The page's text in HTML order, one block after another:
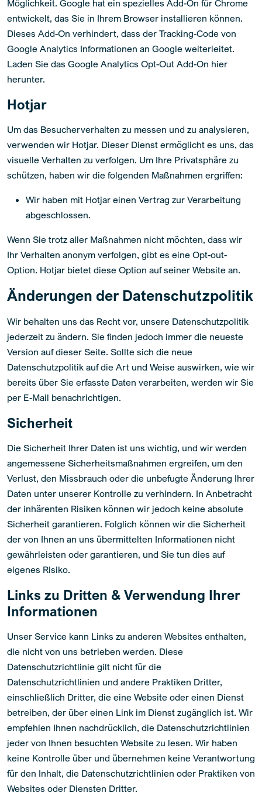
Möglichkeit. Google hat ein spezielles Add-On für Chrome
entwickelt, das Sie in Ihrem Browser installieren können.
Dieses Add-On verhindert, dass der Tracking-Code von
Google Analytics Informationen an Google weiterleitet.
Laden Sie das Google Analytics Opt-Out Add-On hier
herunter.
Hotjar
Um das Besucherverhalten zu messen und zu analysieren,
verwenden wir Hotjar. Dieser Dienst ermöglicht es uns, das
visuelle Verhalten zu verfolgen. Um Ihre Privatsphäre zu
schützen, haben wir die folgenden Maßnahmen ergriffen:
Wir haben mit Hotjar einen Vertrag zur Verarbeitung
abgeschlossen.
Wenn Sie trotz aller Maßnahmen nicht möchten, dass wir
Ihr Verhalten anonym verfolgen, gibt es eine Opt-out-
Option. Hotjar bietet diese Option auf seiner Website an.
Änderungen der Datenschutzpolitik
Wir behalten uns das Recht vor, unsere Datenschutzpolitik
jederzeit zu ändern. Sie finden jedoch immer die neueste
Version auf dieser Seite. Sollte sich die neue
Datenschutzpolitik auf die Art und Weise auswirken, wie wir
bereits über Sie erfasste Daten verarbeiten, werden wir Sie
per E-Mail benachrichtigen.
Sicherheit
Die Sicherheit Ihrer Daten ist uns wichtig, und wir werden
angemessene Sicherheitsmaßnahmen ergreifen, um den
Verlust, den Missbrauch oder die unbefugte Änderung Ihrer
Daten unter unserer Kontrolle zu verhindern. In Anbetracht
der inhärenten Risiken können wir jedoch keine absolute
Sicherheit garantieren. Folglich können wir die Sicherheit
der von Ihnen an uns übermittelten Informationen nicht
gewährleisten oder garantieren, und Sie tun dies auf
eigenes Risiko.
Links zu Dritten & Verwendung Ihrer
Informationen
Unser Service kann Links zu anderen Websites enthalten,
die nicht von uns betrieben werden. Diese
Datenschutzrichtlinie gilt nicht für die
Datenschutzrichtlinien und andere Praktiken Dritter,
einschließlich Dritter, die eine Website oder einen Dienst
betreiben, der über einen Link im Dienst zugänglich ist. Wir
empfehlen Ihnen nachdrücklich, die Datenschutzrichtlinien
jeder von Ihnen besuchten Website zu lesen. Wir haben
keine Kontrolle über und übernehmen keine Verantwortung
für den Inhalt, die Datenschutzrichtlinien oder Praktiken von
Websites oder Diensten Dritter.